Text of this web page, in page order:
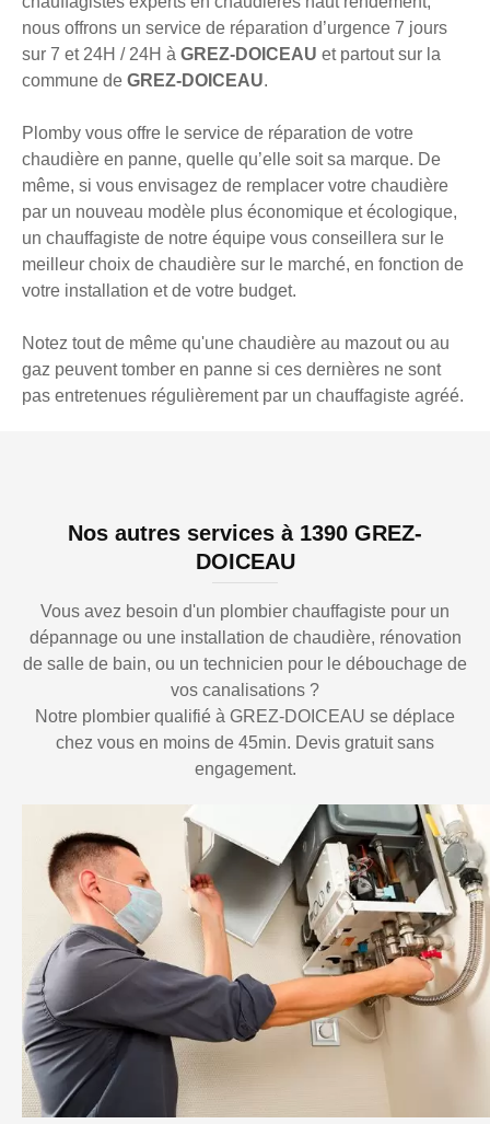
nous offrons un service de réparation d’urgence 7 jours
sur 7 et 24H / 24H à GREZ-DOICEAU et partout sur la
commune de GREZ-DOICEAU.
Plomby vous offre le service de réparation de votre
chaudière en panne, quelle qu’elle soit sa marque. De
même, si vous envisagez de remplacer votre chaudière
par un nouveau modèle plus économique et écologique,
un chauffagiste de notre équipe vous conseillera sur le
meilleur choix de chaudière sur le marché, en fonction de
votre installation et de votre budget.
Notez tout de même qu'une chaudière au mazout ou au
gaz peuvent tomber en panne si ces dernières ne sont
pas entretenues régulièrement par un chauffagiste agréé.
Nos autres services à 1390 GREZ-
DOICEAU
Vous avez besoin d'un plombier chauffagiste pour un
dépannage ou une installation de chaudière, rénovation
de salle de bain, ou un technicien pour le débouchage de
vos canalisations ?
Notre plombier qualifié à GREZ-DOICEAU se déplace
chez vous en moins de 45min. Devis gratuit sans
engagement.